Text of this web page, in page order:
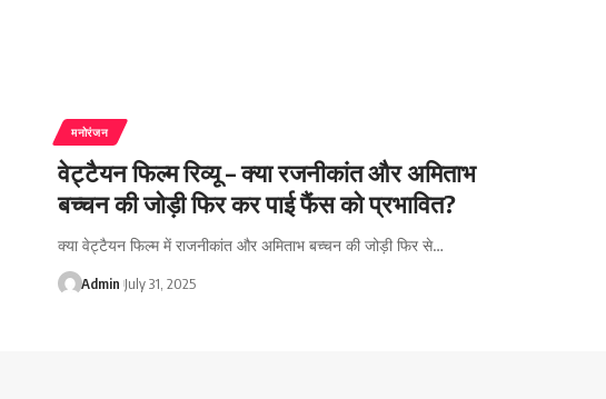
मनोरंजन
वेट्टैयन फिल्म रिव्यू – क्या रजनीकांत और अमिताभ
बच्चन की जोड़ी फिर कर पाई फैंस को प्रभावित?
क्या वेट्टैयन फिल्म में राजनीकांत और अमिताभ बच्चन की जोड़ी फिर से…
Admin July 31, 2025